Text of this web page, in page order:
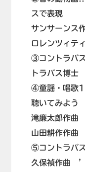
スで表現
サンサーン
ロレンツィ
③コントラバ
トラバス博士
④童謡・唱歌
聴いてみよう
滝廉太郎作
山田耕作作
⑤コントラバ
久保禎作曲